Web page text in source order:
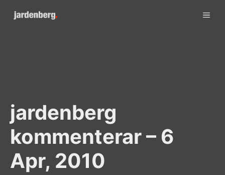
jardenberg
kommenterar – 6
Apr, 2010